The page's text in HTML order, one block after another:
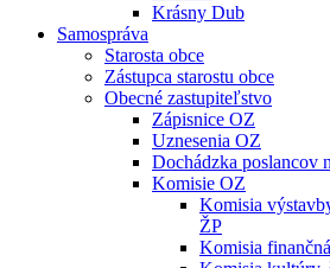
Krásny Dub
Samospráva
Starosta obce
Zástupca starostu obce
Obecné zastupiteľstvo
Zápisnice OZ
Uznesenia OZ
Dochádzka poslancov
Komisie OZ
Komisia
ŽP
Komisia finančná